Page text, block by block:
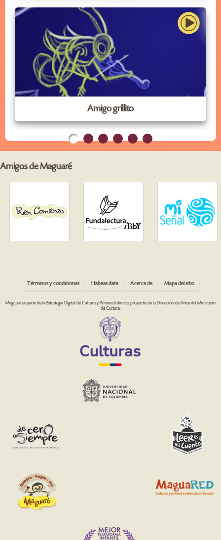
Amigo grillito
Amigos de Maguaré
Términos y condiciones Habeas data Acerca de Mapa del sitio
Maguaré es parte de la Estrategia Digital de Cultura y Primera Infancia, proyecto de la Dirección de Artes del Ministerio
de Cultura.